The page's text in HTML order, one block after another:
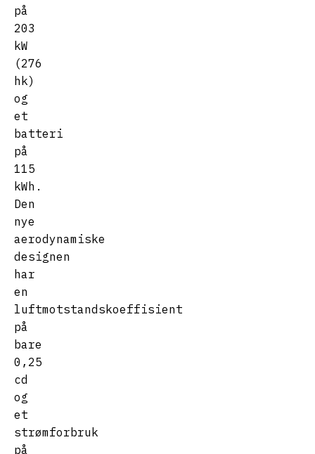
på
203
kW
(276
hk)
og
et
batteri
på
115
kWh.
Den
nye
aerodynamiske
designen
har
en
luftmotstandskoeffisient
på
bare
0,25
cd
og
et
strømforbruk
på